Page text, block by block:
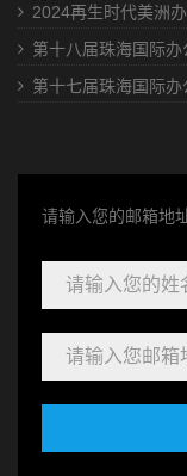
2024再生时代美洲
第十八届珠海国际
第十七届珠海国际
请输入您的邮箱地